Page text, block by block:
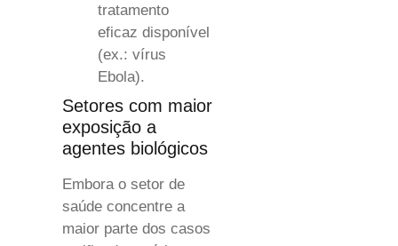
tratamento
eficaz disponível
(ex.: vírus
Ebola).
Setores com maior
exposição a
agentes biológicos
Embora o setor de
saúde concentre a
maior parte dos casos